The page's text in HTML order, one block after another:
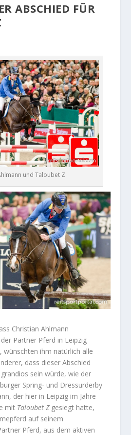
ABSCHIED FÜR
und Taloubet Z
Christian Ahlmann
Partner Pferd in Leipzig
wünschten ihm natürlich alle
dass dieser Abschied
sein würde, wie der
Spring- und Dressurderby
der hier in Leipzig im Jahre
mit Taloubet Zgesiegt hatte,
auf seinem
Pferd, aus dem aktiven